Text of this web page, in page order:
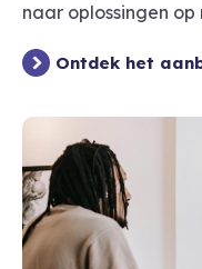
naar oplossingen
Ontdek het